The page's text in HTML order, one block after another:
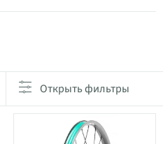
12"-24"
Открыть фильтры